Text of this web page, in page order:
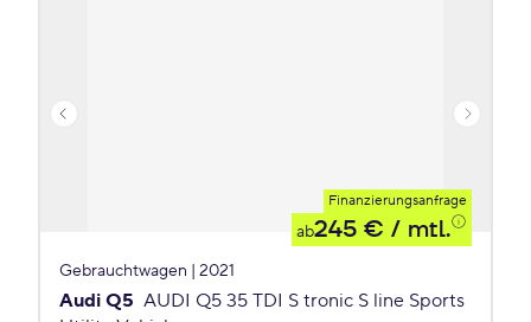
Finanzierungsanfrage
ab245 € / mtl.
Gebrauchtwagen | 2021
Audi Q5 AUDI Q5 35 TDI S tronic S line Sports